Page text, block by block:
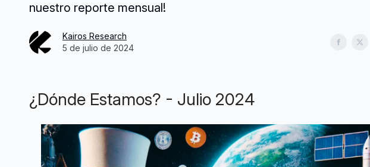
nuestro reporte mensual!
Kairos Research
5 de julio de 2024
¿Dónde Estamos? - Julio 2024